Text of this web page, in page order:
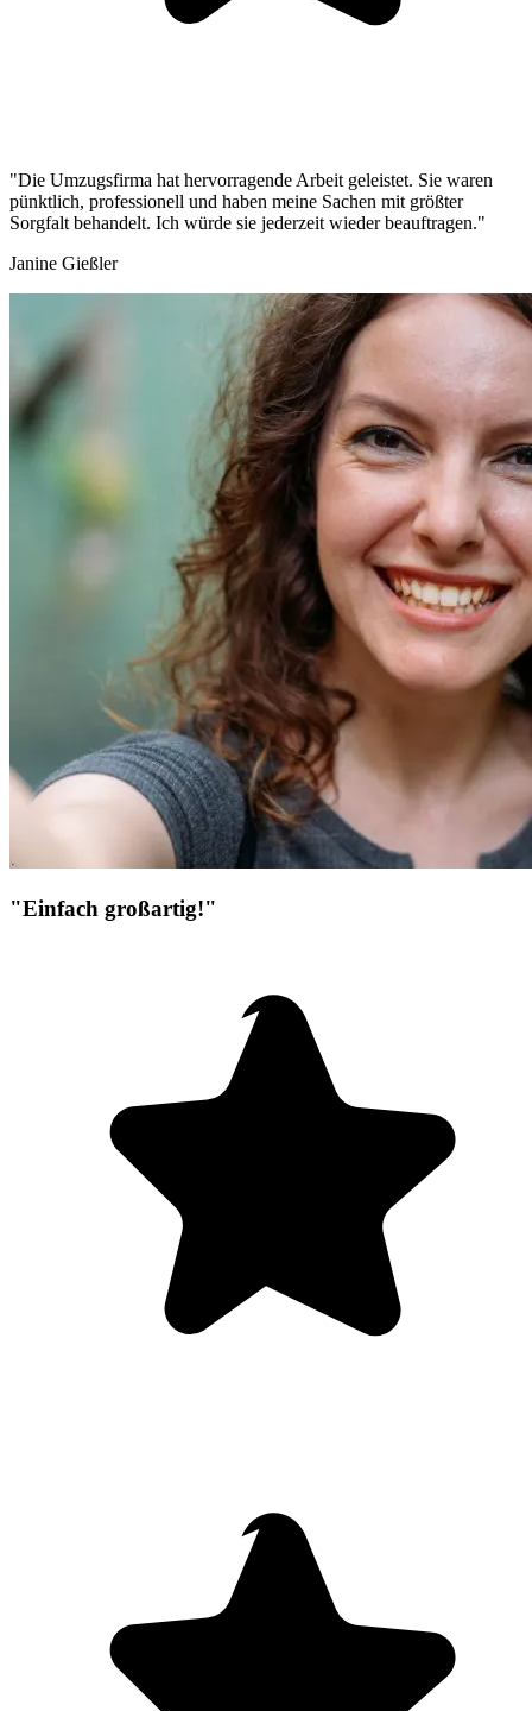
"Die Umzugsfirma hat hervorragende Arbeit geleistet. Sie waren
pünktlich, professionell und haben meine Sachen mit größter
Sorgfalt behandelt. Ich würde sie jederzeit wieder beauftragen."
Janine Gießler
"Einfach großartig!"